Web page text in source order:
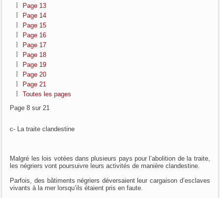
Page 13
Page 14
Page 15
Page 16
Page 17
Page 18
Page 19
Page 20
Page 21
Toutes les pages
Page 8 sur 21
c- La traite clandestine
Malgré les lois votées dans plusieurs pays pour l’abolition de la traite,
les négriers vont poursuivre leurs activités de manière clandestine.
Parfois, des bâtiments négriers déversaient leur cargaison d’esclaves
vivants à la mer lorsqu’ils étaient pris en faute.